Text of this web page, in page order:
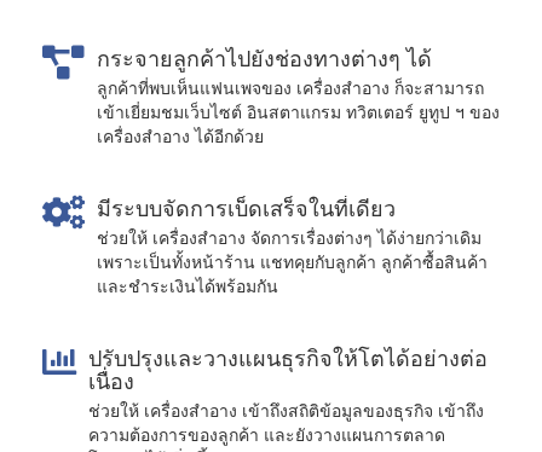
กระจายลูกค้าไปยังช่องทางต่างๆ ได้
ลูกค้าที่พบเห็นแฟนเพจของ เครื่องสำอาง ก็จะสามารถ
เข้าเยี่ยมชมเว็บไซต์ อินสตาแกรม ทวิตเตอร์ ยูทูป ฯ ของ
เครื่องสำอาง ได้อีกด้วย
มีระบบจัดการเบ็ดเสร็จในที่เดียว
ช่วยให้ เครื่องสำอาง จัดการเรื่องต่างๆ ได้ง่ายกว่าเดิม
เพราะเป็นทั้งหน้าร้าน แชทคุยกับลูกค้า ลูกค้าซื้อสินค้า
และชำระเงินได้พร้อมกัน
ปรับปรุงและวางแผนธุรกิจให้โตได้อย่างต่อ
เนื่อง
ช่วยให้ เครื่องสำอาง เข้าถึงสถิติข้อมูลของธุรกิจ เข้าถึง
ความต้องการของลูกค้า และยังวางแผนการตลาด